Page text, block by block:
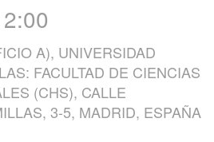
A), UNIVERSIDAD
FACULTAD DE CIENCIAS
(CHS), CALLE
3-5, MADRID, ESPAÑA